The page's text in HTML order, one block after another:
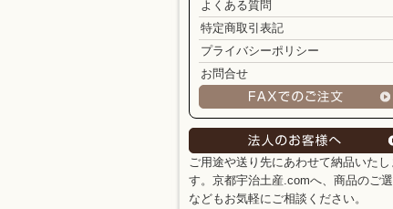
よくある質問
特定商取引表記
プライバシーポリシー
お問合せ
ご用途や送り先にあわせて納品いたし
す。京都宇治土産.comへ、商品のご
などもお気軽にご相談ください。